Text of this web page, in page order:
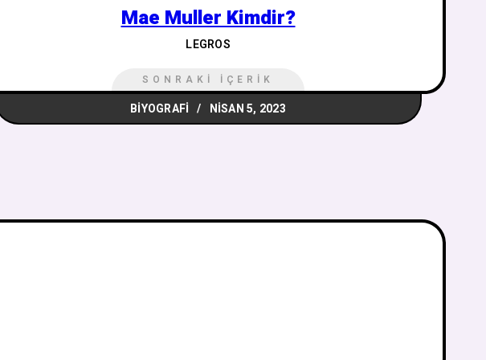
Mae Muller Kimdir?
LEGROS
SONRAKI İÇERIK
BIYOGRAFI NISAN 5, 2023